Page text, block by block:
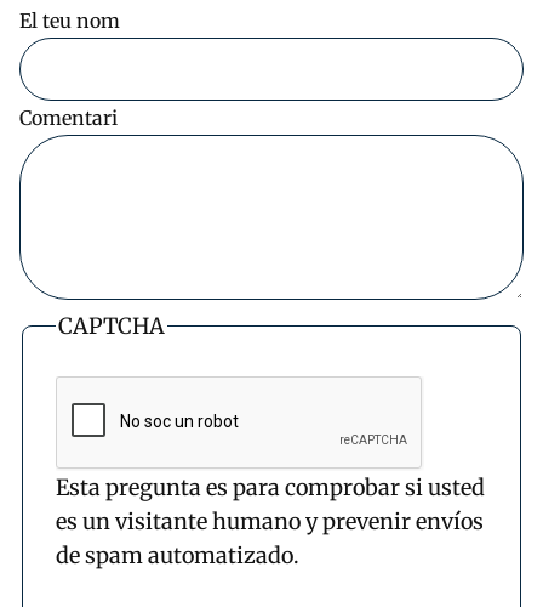
El teu nom
Comentari
CAPTCHA
Esta pregunta es para comprobar si usted
es un visitante humano y prevenir envíos
de spam automatizado.